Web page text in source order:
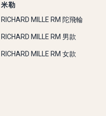
米勒
RICHARD MILLE RM 陀飛輪
RICHARD MILLE RM 男款
RICHARD MILLE RM 女款